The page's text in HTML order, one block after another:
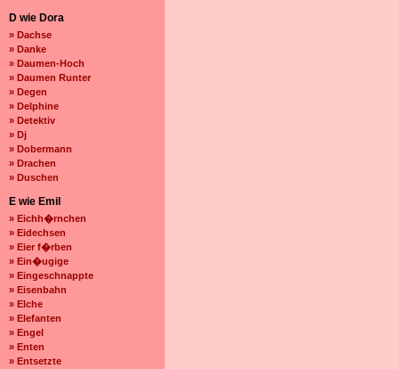
D wie Dora
» Dachse
» Danke
» Daumen-Hoch
» Daumen Runter
» Degen
» Delphine
» Detektiv
» Dj
» Dobermann
» Drachen
» Duschen
E wie Emil
» Eichh�rnchen
» Eidechsen
» Eier f�rben
» Ein�ugige
» Eingeschnappte
» Eisenbahn
» Elche
» Elefanten
» Engel
» Enten
» Entsetzte